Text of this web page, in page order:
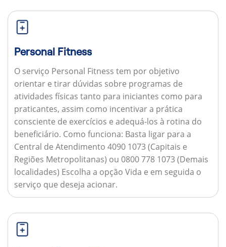
Personal Fitness
O serviço Personal Fitness tem por objetivo
orientar e tirar dúvidas sobre programas de
atividades físicas tanto para iniciantes como para
praticantes, assim como incentivar a prática
consciente de exercícios e adequá-los à rotina do
beneficiário. Como funciona: Basta ligar para a
Central de Atendimento 4090 1073 (Capitais e
Regiões Metropolitanas) ou 0800 778 1073 (Demais
localidades) Escolha a opção Vida e em seguida o
serviço que deseja acionar.